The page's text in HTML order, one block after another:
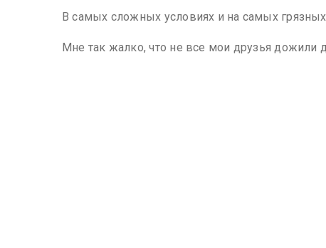
В самых сложных условиях и на самых
Мне так жалко, что не все мои друзья дожили